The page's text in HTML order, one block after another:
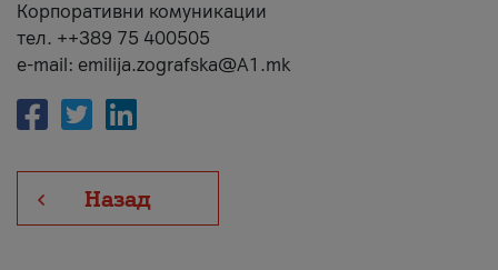
Корпоративни комуникации
тел. ++389 75 400505
e-mail: emilija.zografska@A1.mk
Назад